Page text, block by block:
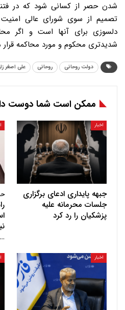
تصمیم از سوی شورای عالی
دلسوزی برای آنها است و اگر
شدیدتری محکوم و مورد محاکمه قرار
دولت روحانی روحانی علی اصغر
ممکن است شما دوست
اخبار
جبهه پایداری ادعای برگزاری
جلسات محرمانه علیه
پزشکیان را رد کرد
…
اخبار